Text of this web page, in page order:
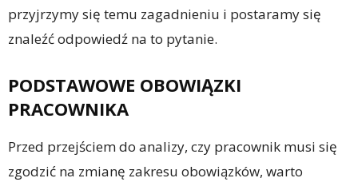
przyjrzymy się temu zagadnieniu i postaramy się
znaleźć odpowiedź na to pytanie.
PODSTAWOWE OBOWIĄZKI
PRACOWNIKA
Przed przejściem do analizy, czy pracownik musi się
zgodzić na zmianę zakresu obowiązków, warto